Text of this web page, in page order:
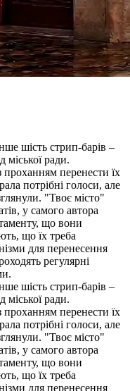
шість стрип-барів –
міської ради.
проханням перенести їх
потрібні голоси, але
"Твоє місто"
у самого автора
що вони
що їх треба
для перенесення
регулярні
шість стрип-барів –
міської ради.
проханням перенести їх
потрібні голоси, але
"Твоє місто"
у самого автора
що вони
що їх треба
для перенесення